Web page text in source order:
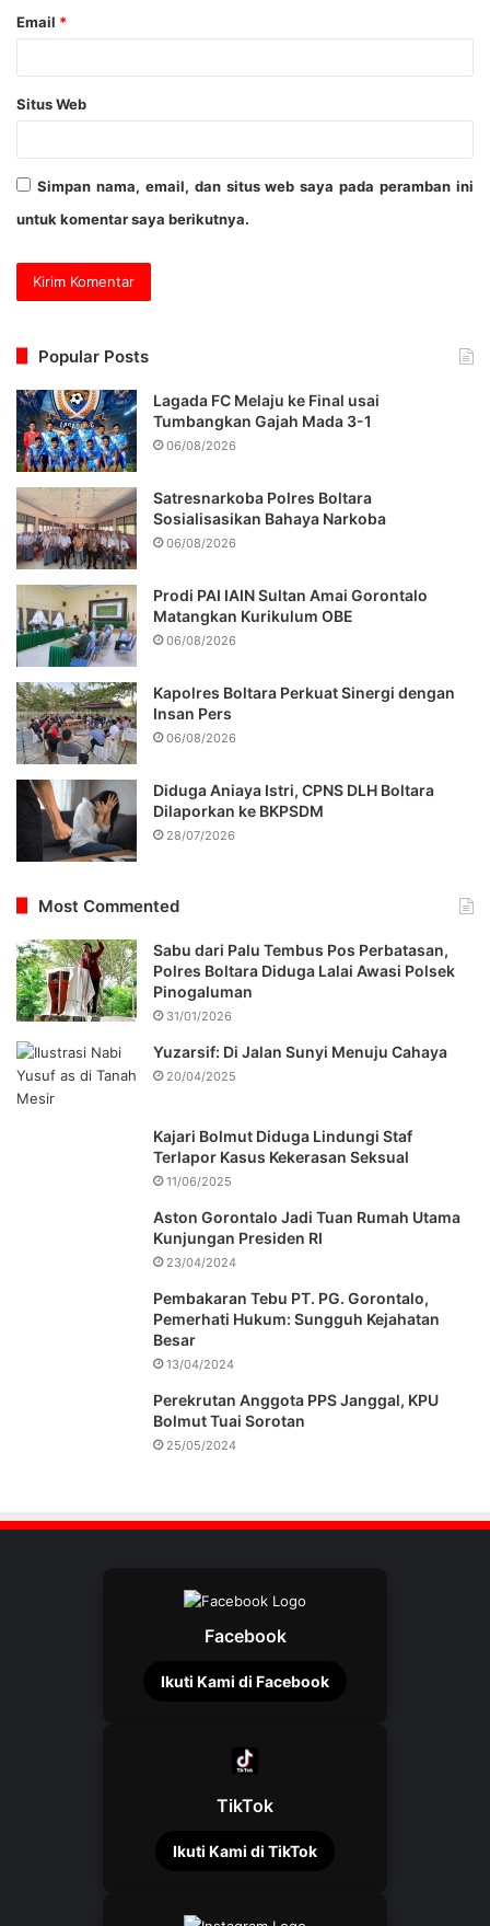
Email *
Situs Web
Simpan nama, email, dan situs web saya pada peramban ini
untuk komentar saya berikutnya.
Popular Posts
Lagada FC Melaju ke Final usai
Tumbangkan Gajah Mada 3-1
06/08/2026
Satresnarkoba Polres Boltara
Sosialisasikan Bahaya Narkoba
06/08/2026
Prodi PAI IAIN Sultan Amai Gorontalo
Matangkan Kurikulum OBE
06/08/2026
Kapolres Boltara Perkuat Sinergi dengan
Insan Pers
06/08/2026
Diduga Aniaya Istri, CPNS DLH Boltara
Dilaporkan ke BKPSDM
28/07/2026
Most Commented
Sabu dari Palu Tembus Pos Perbatasan,
Polres Boltara Diduga Lalai Awasi Polsek
Pinogaluman
31/01/2026
Yuzarsif: Di Jalan Sunyi Menuju Cahaya
20/04/2025
Kajari Bolmut Diduga Lindungi Staf
Terlapor Kasus Kekerasan Seksual
11/06/2025
Aston Gorontalo Jadi Tuan Rumah Utama
Kunjungan Presiden RI
23/04/2024
Pembakaran Tebu PT. PG. Gorontalo,
Pemerhati Hukum: Sungguh Kejahatan
Besar
13/04/2024
Perekrutan Anggota PPS Janggal, KPU
Bolmut Tuai Sorotan
25/05/2024
Facebook
Ikuti Kami di Facebook
TikTok
Ikuti Kami di TikTok